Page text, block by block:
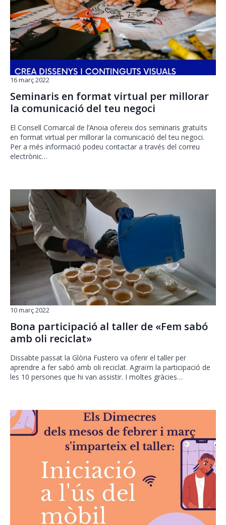
Seminaris en format virtual per millorar
la comunicació del teu negoci
16 març 2022
El Consell Comarcal de l’Anoia ofereix dos seminaris gratuïts
en format virtual per millorar la comunicació del teu negoci.
Per a més informació podeu contactar a través del correu
electrònic…
Bona participació al taller de «Fem sabó
amb oli reciclat»
10 març 2022
Dissabte passat la Glòria Fustero va oferir el taller per
aprendre a fer sabó amb oli reciclat. Agraïm la participació de
les 10 persones que hi van assistir. I moltes gràcies…